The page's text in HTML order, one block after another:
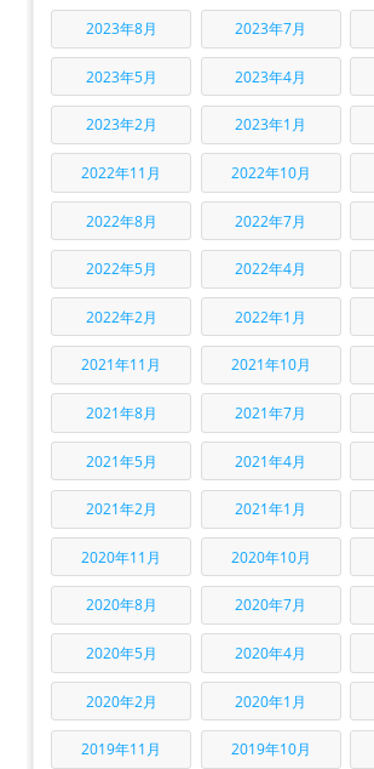
2023年8月 2023年7月
2023年5月 2023年4月
2023年2月 2023年1月
2022年11月 2022年10月
2022年8月 2022年7月
2022年5月 2022年4月
2022年2月 2022年1月
2021年11月 2021年10月
2021年8月 2021年7月
2021年5月 2021年4月
2021年2月 2021年1月
2020年11月 2020年10月
2020年8月 2020年7月
2020年5月 2020年4月
2020年2月 2020年1月
2019年11月 2019年10月